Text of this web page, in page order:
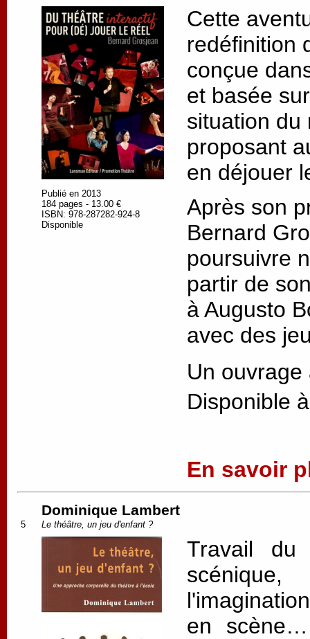
Publié en 2013
184 pages - 13.00 €
ISBN: 978-287282-924-8
Disponible
Cette
redéfinition
conçue
et basée
situation du
proposant
en déjouer
Après son
Bernard
poursuivre
partir de
à Augusto
avec des
Un
Disponible
En savoir
5
Dominique Lambert
Le théâtre, un jeu d'enfant ?
Travail
en